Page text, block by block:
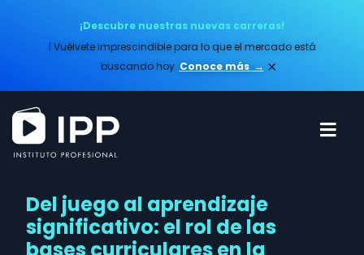
¡Descubre nuestras nuevas carreras!
| Vuélvete imprescindible para lo que el mercado está
buscando hoy. Conoce más​ → ×
Del juego al aprendizaje
significativo: el rol de las
bases curriculares en la